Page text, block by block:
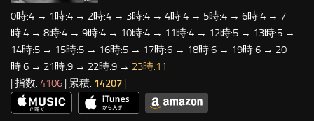
0時:4 → 1時:4 → 2時:4 → 3時:4 → 4時:4 → 5時:4 → 6時:4 → 7
時:4 → 8時:4 → 9時:4 → 10時:4 → 11時:4 → 12時:5 → 13時:5 →
14時:5 → 15時:5 → 16時:5 → 17時:6 → 18時:6 → 19時:6 → 20
時:6 → 21時:9 → 22時:9 → 23時:11
| 指数: 4106 | 累積: 14207 |